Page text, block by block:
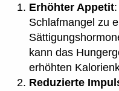
Erhöhter Appetit
Schlafmangel zu
kann das
erhöhten
Reduzierte